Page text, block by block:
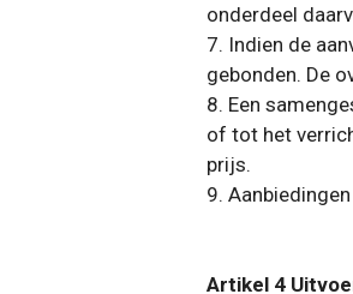
onderdeel
7. Indien de
gebonden. De
8. Een
of tot het
prijs.
9.
Artikel 4